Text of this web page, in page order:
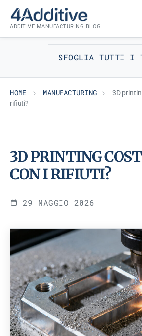
content
ADDITIVE MANUFACTURING BLOG
SFOGLIA TUTTI I
HOME MANUFACTURING
3D
rifiuti?
MANUFACTURING
3D PRINTING
CON I RIFIUTI?
29 MAGGIO 2026